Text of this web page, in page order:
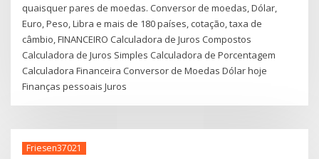
quaisquer pares de moedas. Conversor de moedas, Dólar,
Euro, Peso, Libra e mais de 180 países, cotação, taxa de
câmbio, FINANCEIRO Calculadora de Juros Compostos
Calculadora de Juros Simples Calculadora de Porcentagem
Calculadora Financeira Conversor de Moedas Dólar hoje
Finanças pessoais Juros
Friesen37021